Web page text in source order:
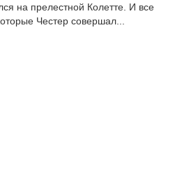
на прелестной Колетте. И все
Честер совершал...